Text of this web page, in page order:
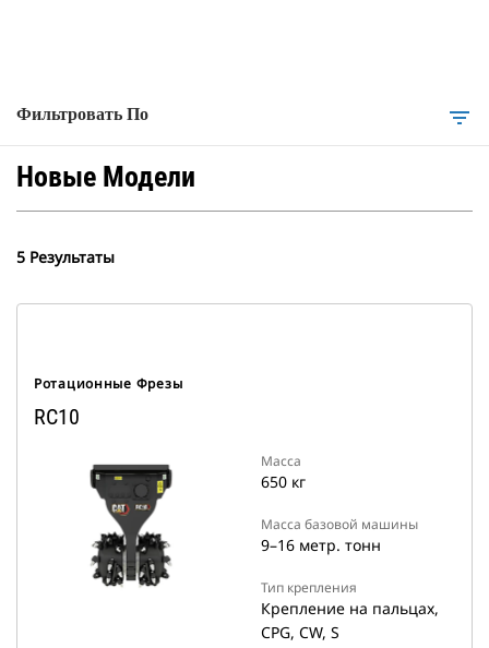
Фильтровать По filter_list
Новые Модели
5 Результаты
Ротационные Фрезы
RC10
Масса
650 кг
Масса базовой машины
9–16 метр. тонн
Тип крепления
Крепление на пальцах,
CPG, CW, S